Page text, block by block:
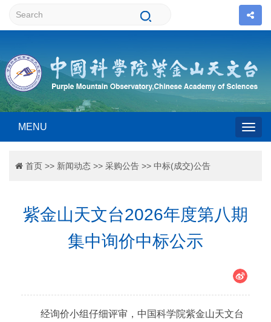
MENU
首页 >> 新闻动态 >> 采购公告 >> 中标(成交)公告
紫金山天文台2026年度第八期
集中询价中标公示
经询价小组仔细评审，中国科学院紫金山天文台